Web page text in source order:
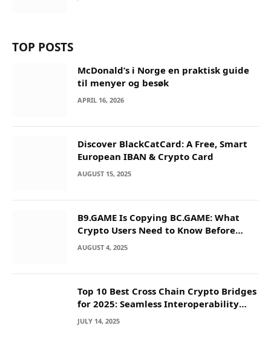
TOP POSTS
McDonald’s i Norge en praktisk guide
til menyer og besøk
APRIL 16, 2026
Discover BlackCatCard: A Free, Smart
European IBAN & Crypto Card
AUGUST 15, 2025
B9.GAME Is Copying BC.GAME: What
Crypto Users Need to Know Before
They Deposit
AUGUST 4, 2025
Top 10 Best Cross Chain Crypto Bridges
for 2025: Seamless Interoperability
Across Blockchain Networks
JULY 14, 2025